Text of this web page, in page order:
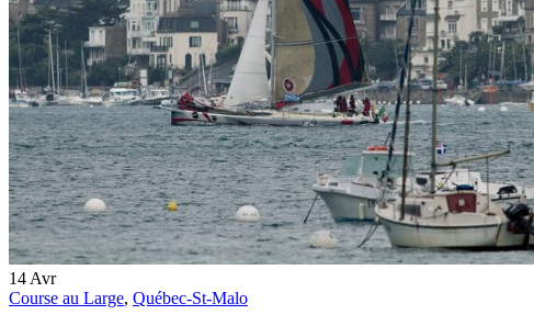
14 Avr
Course au Large, Québec-St-Malo